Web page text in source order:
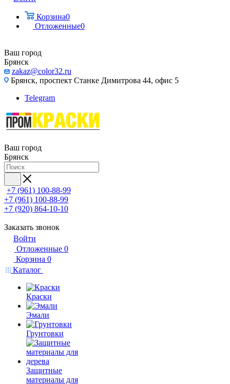
Корзина0
Отложенные0
Ваш город
Брянск
zakaz@color32.ru
Брянск, проспект Станке Димитрова 44, офис 5
Telegram
Ваш город
Брянск
+7 (961) 100-88-99
+7 (961) 100-88-99
+7 (920) 864-10-10
Заказать звонок
Войти
Отложенные 0
Корзина 0
Каталог
Краски
Эмали
Грунтовки
Защитные
материалы для